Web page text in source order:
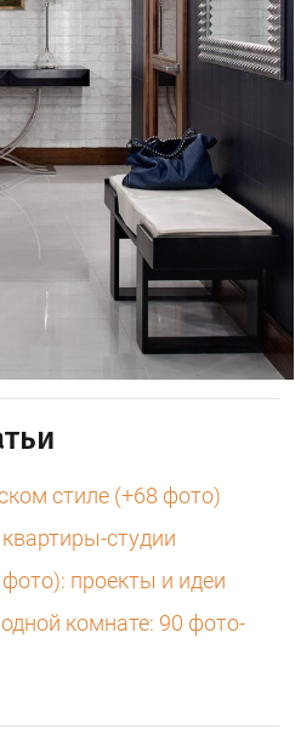
стиле (+68 фото)
студии
проекты и идеи
комнате: 90 фото-